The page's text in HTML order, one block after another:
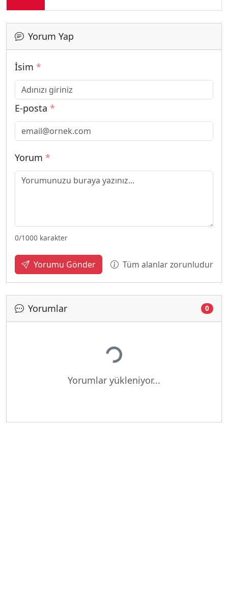
Yorum Yap
İsim *
E-posta *
Yorum *
0/1000 karakter
Yorumu Gönder Tüm alanlar zorunludur
Yorumlar 0
Yükleniyor...
Yorumlar yükleniyor...